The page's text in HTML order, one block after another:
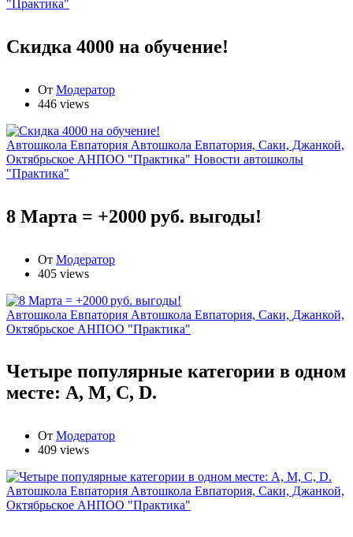
"Практика"
Скидка 4000 на обучение!
От Модератор
446 views
Автошкола Евпатория Автошкола Евпатория, Саки, Джанкой,
Октябрьское АНПОО "Практика" Новости автошколы
"Практика"
8 Марта = +2000 руб. выгоды!
От Модератор
405 views
Автошкола Евпатория Автошкола Евпатория, Саки, Джанкой,
Октябрьское АНПОО "Практика"
Четыре популярные категории в одном
месте: А, М, С, D.
От Модератор
409 views
Автошкола Евпатория Автошкола Евпатория, Саки, Джанкой,
Октябрьское АНПОО "Практика"